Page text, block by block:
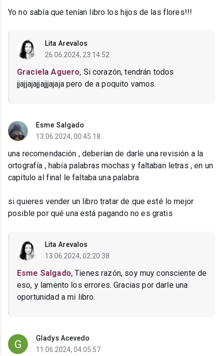
Yo no sabía que tenían libro los hijos de las flores!!!
Lita Arevalos
26.06.2024, 23:14:52
Graciela Aguero, Si corazón, tendrán todos
jjajjajajjajjjajaja pero de a poquito vamos.
Esme Salgado
13.06.2024, 00:45:18
una recomendación , deberían de darle una revisión a la
ortografía , había palabras mochas y faltaban letras , en un
capítulo al final le faltaba una palabra
si quieres vender un libro tratar de que esté lo mejor
posible por qué una está pagando no es gratis
Lita Arevalos
13.06.2024, 02:20:38
Esme Salgado, Tienes razón, soy muy consciente de
eso, y lamento los errores. Gracias por darle una
oportunidad a mi libro.
Gladys Acevedo
11.06.2024, 04:05:57